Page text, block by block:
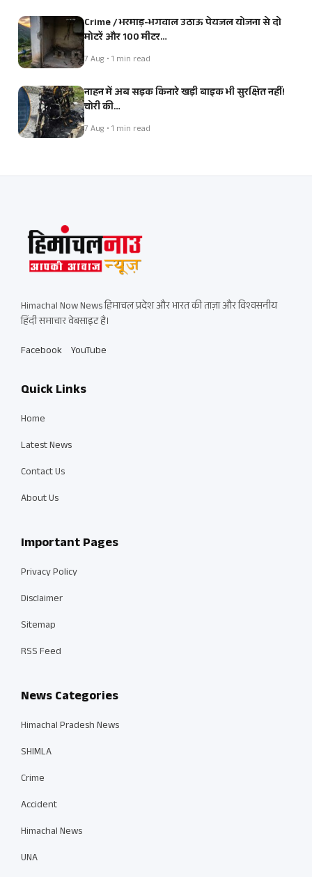
Crime / भरमाड़-भगवाल उठाऊ पेयजल योजना से दो
मोटरें और 100 मीटर…
7 Aug • 1 min read
नाहन में अब सड़क किनारे खड़ी बाइक भी सुरक्षित नहीं!
चोरी की…
7 Aug • 1 min read
Himachal Now News हिमाचल प्रदेश और भारत की ताज़ा और विश्वसनीय
हिंदी समाचार वेबसाइट है।
Facebook YouTube
Quick Links
Home
Latest News
Contact Us
About Us
Important Pages
Privacy Policy
Disclaimer
Sitemap
RSS Feed
News Categories
Himachal Pradesh News
SHIMLA
Crime
Accident
Himachal News
UNA